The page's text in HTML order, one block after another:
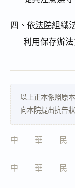
四、依法院組織
利用保存辦
以上正本係照原
向本院提出抗告
中　　華　　民
中　　華　　民